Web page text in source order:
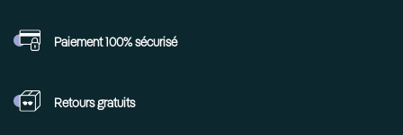
Paiement 100%sécurisé
Retoursgratuits